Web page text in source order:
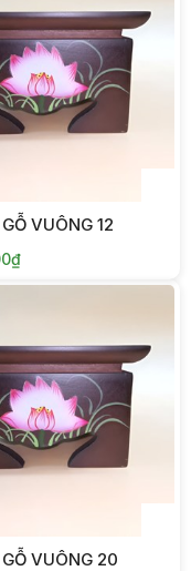
VUÔNG 12
VUÔNG 20